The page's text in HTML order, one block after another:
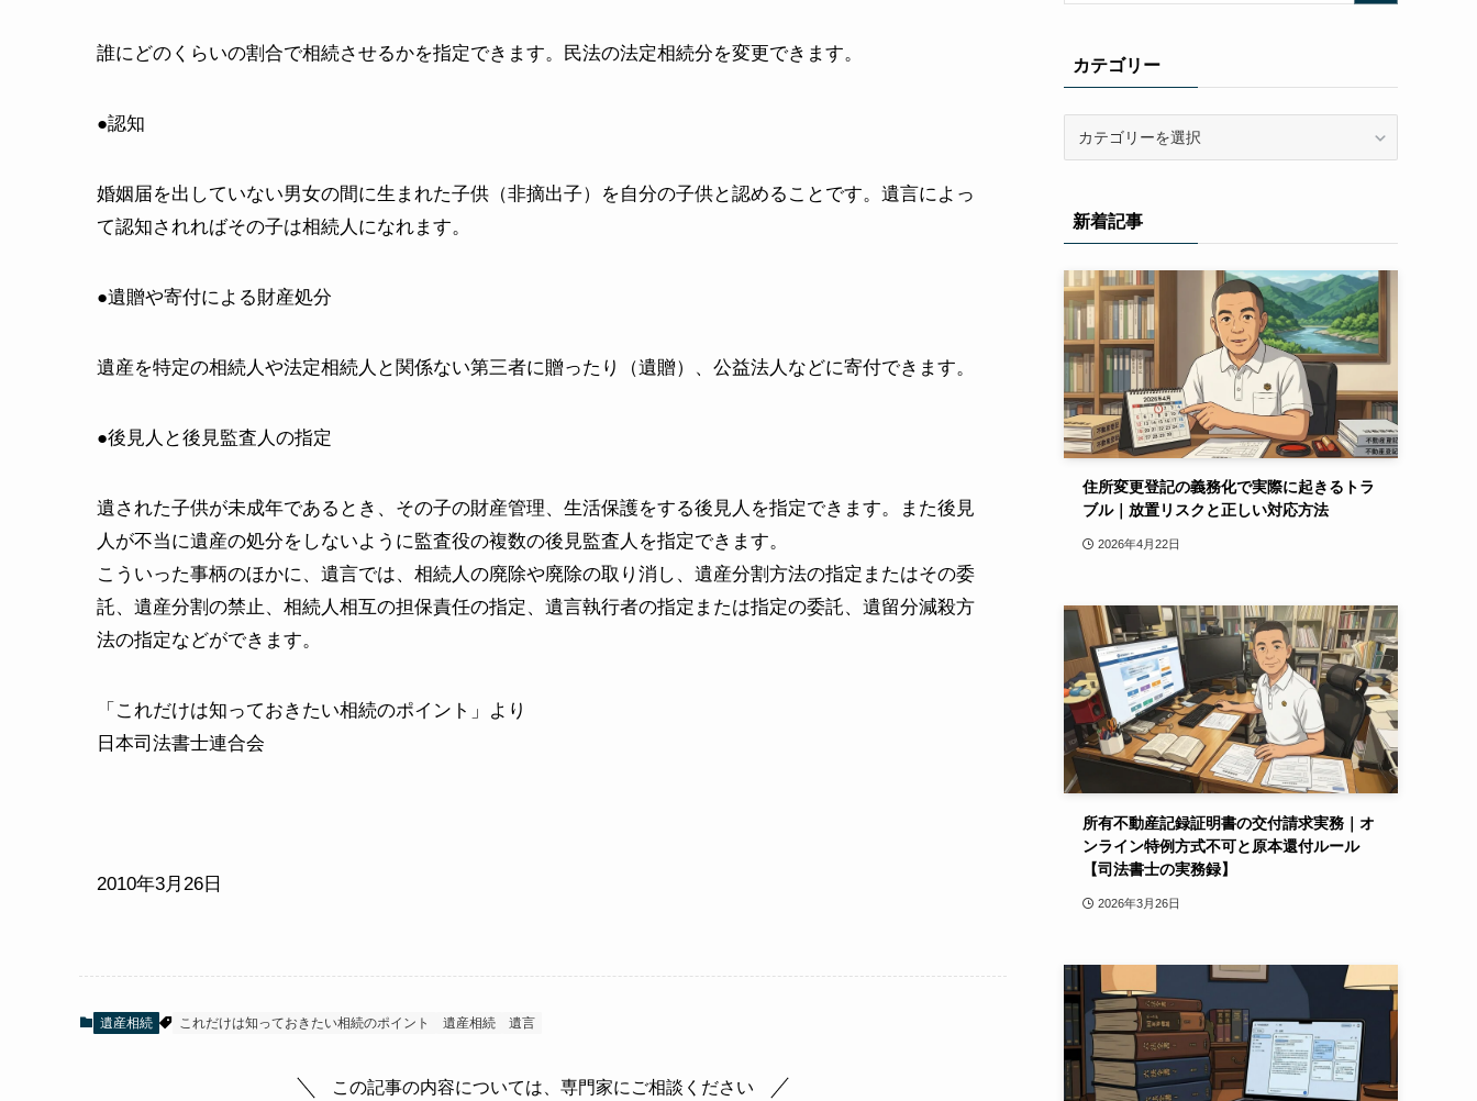
誰にどのくらいの割合で相続させるかを指定できます。民法の法定相続分を変更できます。
●認知
婚姻届を出していない男女の間に生まれた子供（非摘出子）を自分の子供と認めることです。遺言によっ
て認知されればその子は相続人になれます。
●遺贈や寄付による財産処分
遺産を特定の相続人や法定相続人と関係ない第三者に贈ったり（遺贈）、公益法人などに寄付できます。
●後見人と後見監査人の指定
遺された子供が未成年であるとき、その子の財産管理、生活保護をする後見人を指定できます。また後見
人が不当に遺産の処分をしないように監査役の複数の後見監査人を指定できます。
こういった事柄のほかに、遺言では、相続人の廃除や廃除の取り消し、遺産分割方法の指定またはその委
託、遺産分割の禁止、相続人相互の担保責任の指定、遺言執行者の指定または指定の委託、遺留分減殺方
法の指定などができます。
「これだけは知っておきたい相続のポイント」より
日本司法書士連合会
2010年3月26日
遺産相続 これだけは知っておきたい相続のポイント 遺産相続 遺言
この記事の内容については、専門家にご相談ください
カテゴリー
ー新着記事
住所変更登記の義務化で実際に起きるトラ
ブル｜放置リスクと正しい対応方法
2026年4月22日
所有不動産記録証明書の交付請求実務｜オ
ンライン特例方式不可と原本還付ルール
【司法書士の実務録】
2026年3月26日